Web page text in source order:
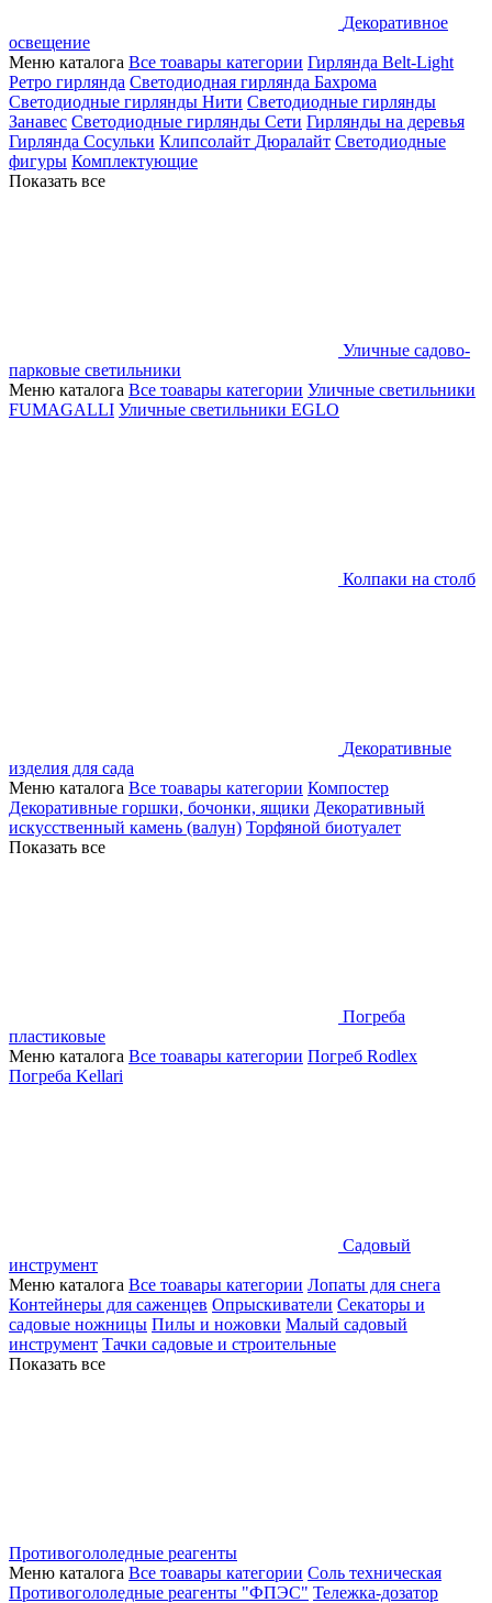
Декоративное
освещение
Меню каталога Все тоавары категории Гирлянда Belt-Light
Ретро гирлянда Светодиодная гирлянда Бахрома
Светодиодные гирлянды Нити Светодиодные гирлянды
Занавес Светодиодные гирлянды Сети Гирлянды на деревья
Гирлянда Сосульки Клипсолайт Дюралайт Светодиодные
фигуры Комплектующие
Показать все
Уличные садово-
парковые светильники
Меню каталога Все тоавары категории Уличные светильники
FUMAGALLI Уличные светильники EGLO
Колпаки на столб
Декоративные
изделия для сада
Меню каталога Все тоавары категории Компостер
Декоративные горшки, бочонки, ящики Декоративный
искусственный камень (валун) Торфяной биотуалет
Показать все
Погреба
пластиковые
Меню каталога Все тоавары категории Погреб Rodlex
Погреба Kellari
Садовый
инструмент
Меню каталога Все тоавары категории Лопаты для снега
Контейнеры для саженцев Опрыскиватели Секаторы и
садовые ножницы Пилы и ножовки Малый садовый
инструмент Тачки садовые и строительные
Показать все
Противогололедные реагенты
Меню каталога Все тоавары категории Соль техническая
Противогололедные реагенты "ФПЭС" Тележка-дозатор